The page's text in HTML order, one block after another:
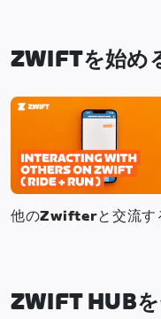
ZWIFTを始め
他のZwifterと交流す
ZWIFT HUB